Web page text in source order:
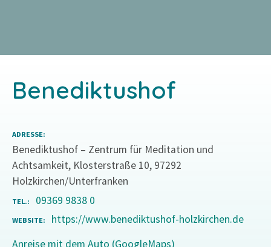
I
Benediktushof
ADRESSE
Benediktushof – Zentrum für Meditation und
Achtsamkeit, Klosterstraße 10, 97292
Holzkirchen/Unterfranken
TEL. 09369 9838 0
WEBSITE
https://www.benediktushof-holzkirchen.de
Anreise mit dem Auto (GoogleMaps)